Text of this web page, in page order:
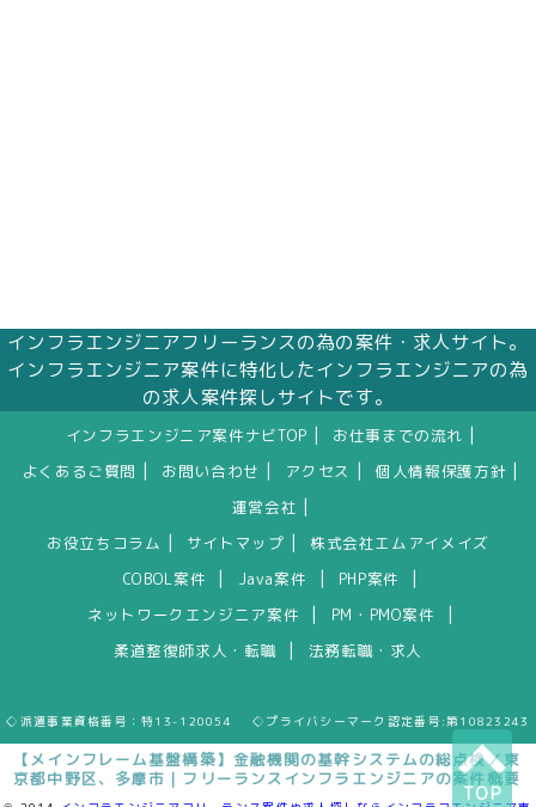
【メインフレーム基盤構築】金融機関の基幹システムの総点検／東
京都中野区、多摩市｜フリーランスインフラエンジニアの案件概要
インフラエンジニアフリーランスの為の案件・求人サイト。
インフラエンジニア案件に特化したインフラエンジニアの為
の求人案件探しサイトです。
TOP
インフラエンジニア案件ナビTOP お仕事までの流れ
よくあるご質問 お問い合わせ アクセス 個人情報保護方針
運営会社
お役立ちコラム サイトマップ
株式会社エムアイメイズ
COBOL案件
Java案件 PHP案件
ネットワークエンジニア案件 PM・PMO案件
柔道整復師求人・転職 法務転職・求人
◇派遣事業資格番号：特13-120054 ◇プライバシーマーク認定番号:第10823243